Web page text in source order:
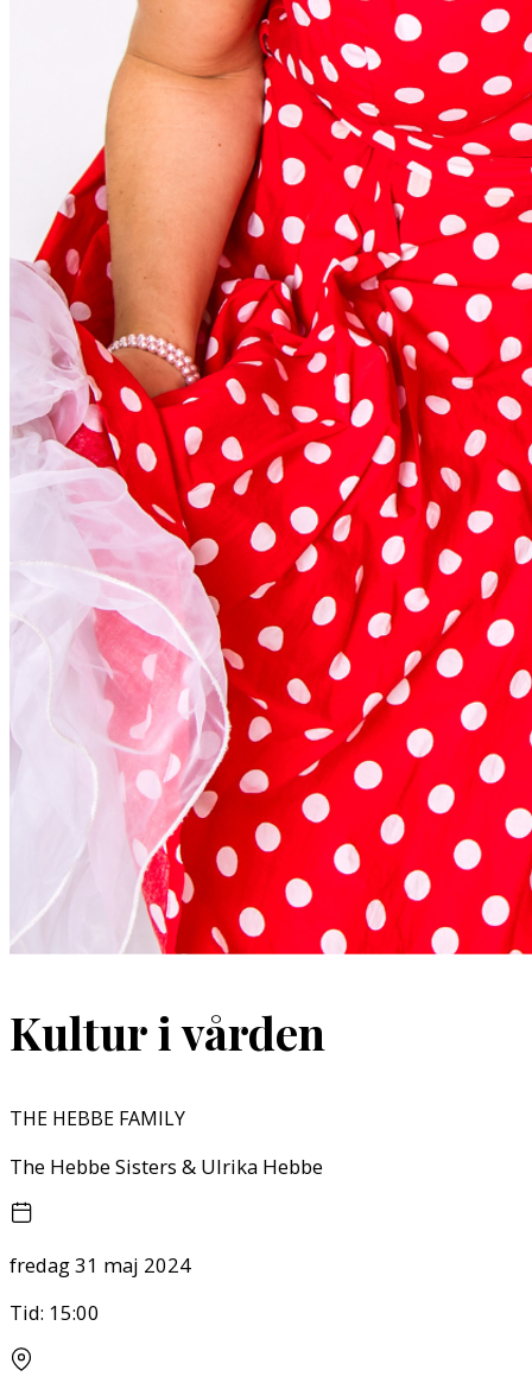
Kultur i vården
THE HEBBE FAMILY
The Hebbe Sisters & Ulrika Hebbe
fredag 31 maj 2024
Tid: 15:00